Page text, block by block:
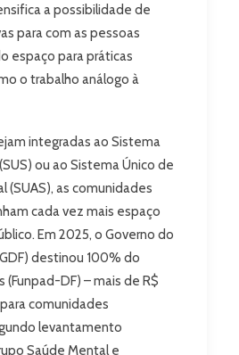
a possibilidade de
para com as pessoas
espaço para práticas
o trabalho análogo à
integradas ao Sistema
ou ao Sistema Único de
(SUAS), as comunidades
cada vez mais espaço
Em 2025, o Governo do
destinou 100% do
(Funpad-DF) – mais de R$
comunidades
levantamento
Saúde Mental e